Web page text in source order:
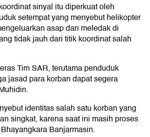
sinyal itu diperkuat oleh
setempat yang menyebut helikopter
asap dan meledak di
tidak jauh dari titik koordinat salah
Tim SAR, terutama penduduk
jasad para korban dapat segera
identitas salah satu korban yang
singkat, karena saat ini masih proses
Banjarmasin.